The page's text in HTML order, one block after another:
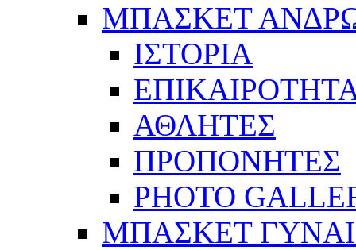
ΜΠΑΣΚΕΤ
ΙΣΤΟΡΙΑ
ΑΘΛΗΤΕΣ
ΠΡΟΠΟΝΗΤΕΣ
PHOTO
ΜΠΑΣΚΕΤ